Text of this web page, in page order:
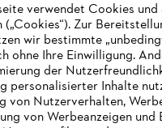
Zahlungsmöglichkeiten
verwendet Cookies und
(„Cookies“). Zur
wir bestimmte
ohne Ihre Einwilligung.
der
personalisierter Inhalte
von Nutzerverhalten,
von Werbeanzeigen und